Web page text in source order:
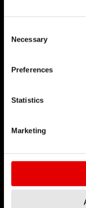
Necessary
Preferences
Statistics
Marketing
透過
們的 B2B 網路商店
DT Swiss 憑藉多
驗室測試會盡可
個產品生命週期
造的測試設備，
能的保障。